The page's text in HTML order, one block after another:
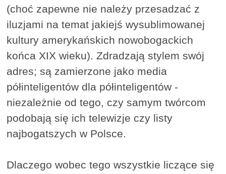
(choć zapewne nie należy przesadzać z
iluzjami na temat jakiejś wysublimowanej
kultury amerykańskich nowobogackich
końca XIX wieku). Zdradzają stylem swój
adres; są zamierzone jako media
półinteligentów dla półinteligentów -
niezależnie od tego, czy samym twórcom
podobają się ich telewizje czy listy
najbogatszych w Polsce.
Dlaczego wobec tego wszystkie liczące się